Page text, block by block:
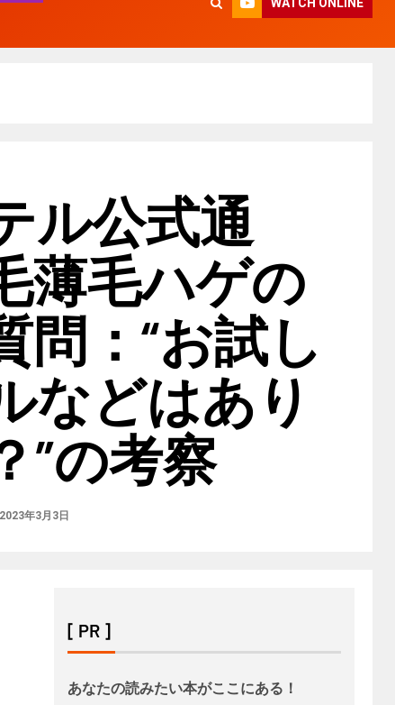
ル公式通
薄毛ハゲの
問：“お試し
などはあり
”の考察
2023年3月3日
[ PR ]
あなたの読みたい本がここにある！